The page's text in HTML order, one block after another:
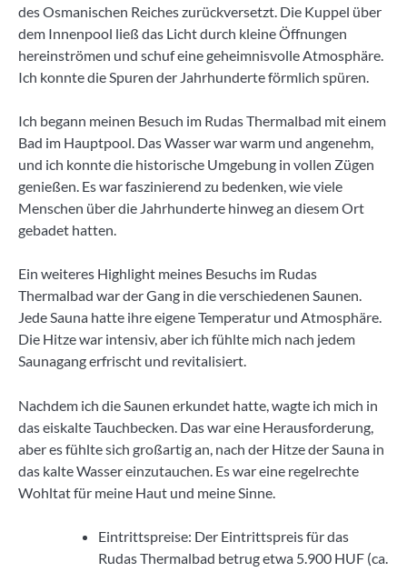
des Osmanischen Reiches zurückversetzt. Die Kuppel über
dem Innenpool ließ das Licht durch kleine Öffnungen
hereinströmen und schuf eine geheimnisvolle Atmosphäre.
Ich konnte die Spuren der Jahrhunderte förmlich spüren.
Ich begann meinen Besuch im Rudas Thermalbad mit einem
Bad im Hauptpool. Das Wasser war warm und angenehm,
und ich konnte die historische Umgebung in vollen Zügen
genießen. Es war faszinierend zu bedenken, wie viele
Menschen über die Jahrhunderte hinweg an diesem Ort
gebadet hatten.
Ein weiteres Highlight meines Besuchs im Rudas
Thermalbad war der Gang in die verschiedenen Saunen.
Jede Sauna hatte ihre eigene Temperatur und Atmosphäre.
Die Hitze war intensiv, aber ich fühlte mich nach jedem
Saunagang erfrischt und revitalisiert.
Nachdem ich die Saunen erkundet hatte, wagte ich mich in
das eiskalte Tauchbecken. Das war eine Herausforderung,
aber es fühlte sich großartig an, nach der Hitze der Sauna in
das kalte Wasser einzutauchen. Es war eine regelrechte
Wohltat für meine Haut und meine Sinne.
Eintrittspreise: Der Eintrittspreis für das
Rudas Thermalbad betrug etwa 5.900 HUF (ca.